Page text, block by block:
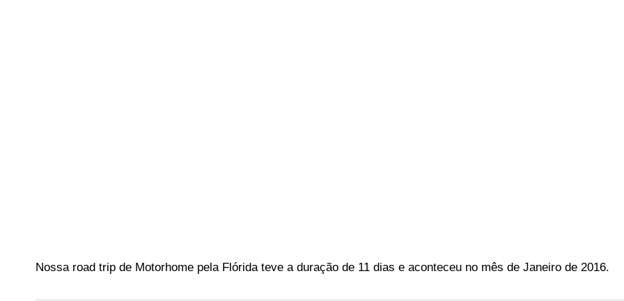
Nossa road trip de Motorhome pela Flórida teve a duração de 11 dias e aconteceu no mês de Janeiro de 2016.